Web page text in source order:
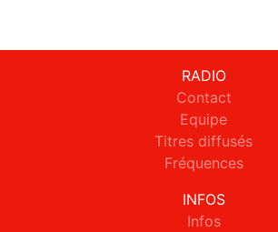
RADIO
Contact
Equipe
Titres diffusés
Fréquences
INFOS
Infos